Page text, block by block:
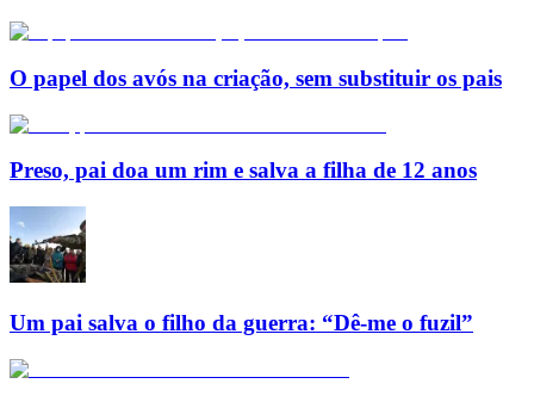
O papel dos avós na criação, sem substituir os pais
Preso, pai doa um rim e salva a filha de 12 anos
Um pai salva o filho da guerra: “Dê-me o fuzil”